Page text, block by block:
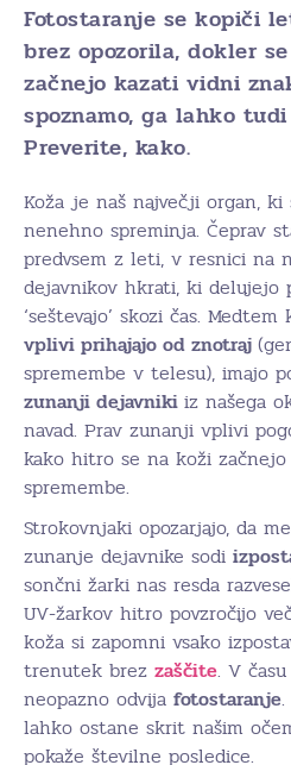
Fotostaranje se kopiči
brez opozorila, dokler
začnejo kazati vidni
spoznamo, ga lahko
Preverite, kako.
Koža je naš največji organ,
nenehno spreminja. Čeprav
predvsem z leti, v resnici na
dejavnikov hkrati, ki delujejo
‘seštevajo’ skozi čas.
vplivi prihajajo od znotraj
spremembe v telesu), imajo
zunanji dejavniki iz našega
navad. Prav zunanji vplivi
kako hitro se na koži
spremembe.
Strokovnjaki opozarjajo, da
zunanje dejavnike sodi
sončni žarki nas resda
UV-žarkov hitro povzročijo
koža si zapomni vsako
trenutek brez zaščite. V
neopazno odvija fotostaranje
lahko ostane skrit našim
pokaže številne posledice.